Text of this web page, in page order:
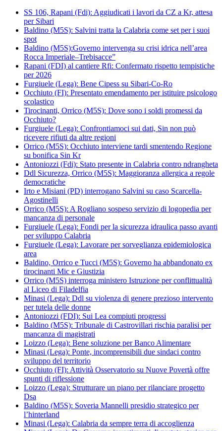
SS 106, Rapani (Fdi): Aggiudicati i lavori da CZ a Kr, attesa
per Sibari
Baldino (M5S): Salvini tratta la Calabria come set per i suoi
spot
Baldino (M5S):Governo intervenga su crisi idrica nell’area
Rocca Imperiale–Trebisacce”
Rapani (FDI) al cantiere Rfi: Confermato rispetto tempistiche
per 2026
Furgiuele (Lega): Bene Cipess su Sibari-Co-Ro
Occhiuto (FI): Presentato emendamento per istituire psicologo
scolastico
Tirocinanti, Orrico (M5S): Dove sono i soldi promessi da
Occhiuto?
Furgiuele (Lega): Confrontiamoci sui dati, Sin non può
ricevere rifiuti da altre regioni
Orrico (M5S): Occhiuto interviene tardi smentendo Regione
su bonifica Sin Kr
Antoniozzi (Fdi): Stato presente in Calabria contro ndrangheta
Ddl Sicurezza, Orrico (M5S): Maggioranza allergica a regole
democratiche
Irto e Misiani (PD) interrogano Salvini su caso Scarcella-
Agostinelli
Orrico (M5S): A Rogliano sospeso servizio di logopedia per
mancanza di personale
Furgiuele (Lega): Fondi per la sicurezza idraulica passo avanti
per sviluppo Calabria
Furgiuele (Lega): Lavorare per sorveglianza epidemiologica
area
Baldino, Orrico e Tucci (M5S): Governo ha abbandonato ex
tirocinanti Mic e Giustizia
Orrico (M5S) interroga ministero Istruzione per conflittualità
al Liceo di Filadelfia
Minasi (Lega): Ddl su violenza di genere prezioso intervento
per tutela delle donne
Antoniozzi (FDI): Sui Lea compiuti progressi
Baldino (M5S): Tribunale di Castrovillari rischia paralisi per
mancanza di magistrati
Loizzo (Lega): Bene soluzione per Banco Alimentare
Minasi (Lega): Ponte, incomprensibili due sindaci contro
sviluppo del territorio
Occhiuto (FI): Attività Osservatorio su Nuove Povertà offre
spunti di riflessione
Loizzo (Lega): Strutturare un piano per rilanciare progetto
Dsa
Baldino (M5S): Soveria Mannelli presidio strategico per
l’hinterland
Minasi (Lega): Calabria da sempre terra di accoglienza